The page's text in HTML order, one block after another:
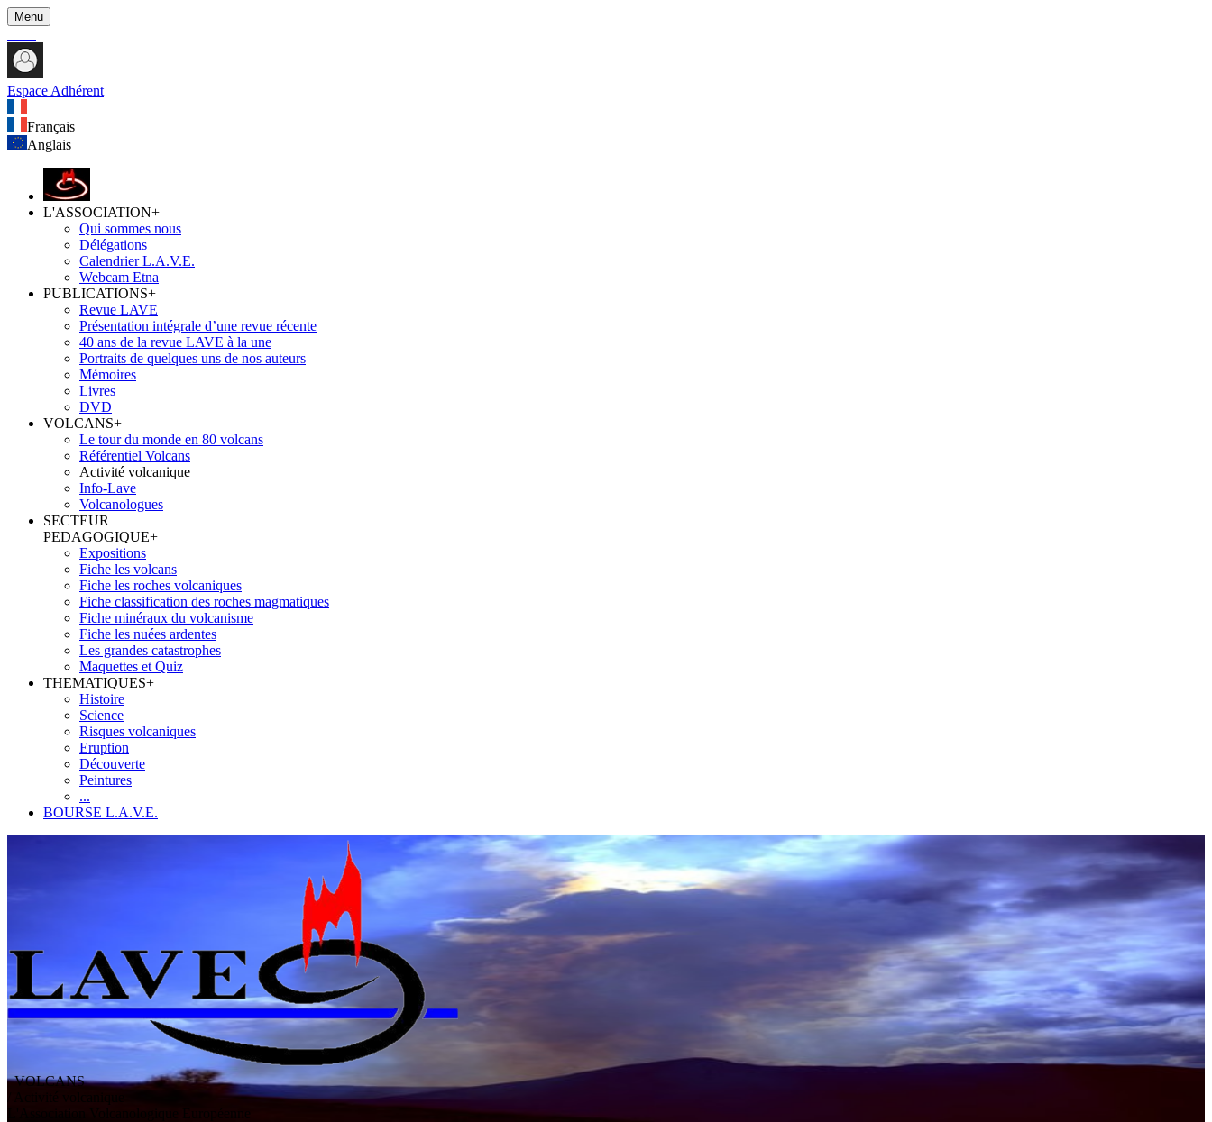
Menu
Espace Adhérent
Français
Anglais
L'ASSOCIATION+
Qui sommes nous
Délégations
Calendrier L.A.V.E.
Webcam Etna
PUBLICATIONS+
Revue LAVE
Présentation intégrale d’une revue récente
40 ans de la revue LAVE à la une
Portraits de quelques uns de nos auteurs
Mémoires
Livres
DVD
VOLCANS+
Le tour du monde en 80 volcans
Référentiel Volcans
Activité volcanique
Info-Lave
Volcanologues
SECTEUR
PEDAGOGIQUE+
Expositions
Fiche les volcans
Fiche les roches volcaniques
Fiche classification des roches magmatiques
Fiche minéraux du volcanisme
Fiche les nuées ardentes
Les grandes catastrophes
Maquettes et Quiz
THEMATIQUES+
Histoire
Science
Risques volcaniques
Eruption
Découverte
Peintures
...
BOURSE L.A.V.E.
VOLCANS
olcanologique